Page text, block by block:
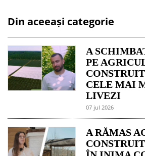
Din aceeași categorie
A
PE
CELE MAI
LIVEZI
07 jul 2026
A RĂMAS